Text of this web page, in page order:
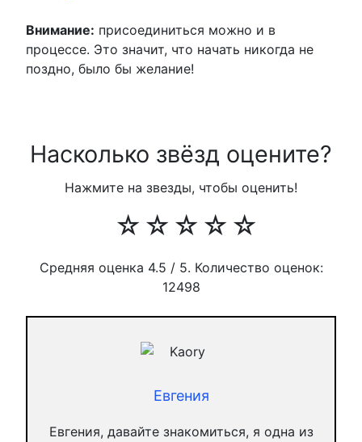
Внимание: присоединиться можно и в
процессе. Это значит, что начать никогда не
поздно, было бы желание!
Насколько звёзд оцените?
Нажмите на звезды, чтобы оценить!
☆
☆
☆
☆
☆
Средняя оценка 4.5 / 5. Количество оценок:
12498
Евгения
Евгения, давайте знакомиться, я одна из